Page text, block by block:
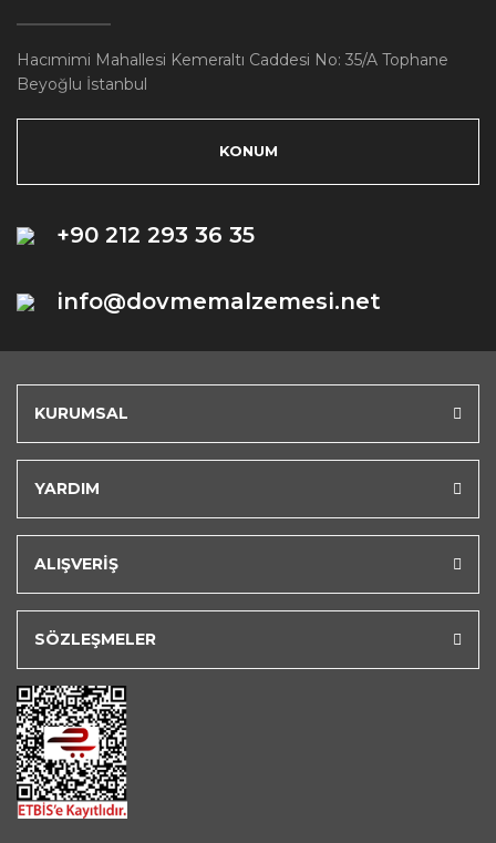
Hacımimi Mahallesi Kemeraltı Caddesi No: 35/A Tophane
Beyoğlu İstanbul
KONUM
+90 212 293 36 35
info@dovmemalzemesi.net
KURUMSAL
YARDIM
ALIŞVERİŞ
SÖZLEŞMELER